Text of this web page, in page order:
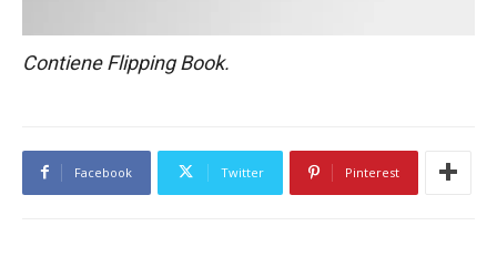
Contiene Flipping Book.
Facebook Twitter Pinterest